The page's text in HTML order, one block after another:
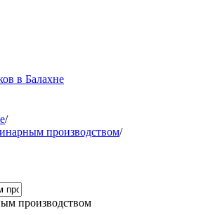
в Балахне
/
производством/
производством